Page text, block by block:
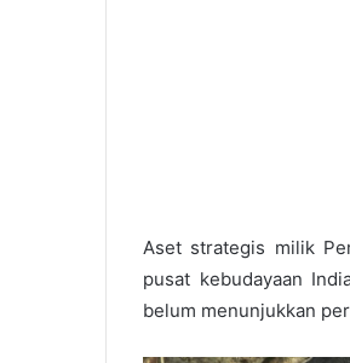
Aset strategis milik
pusat kebudayaan
belum menunjukkan